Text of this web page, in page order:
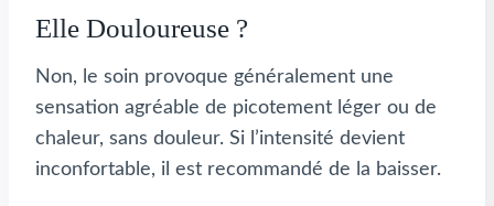
Elle Douloureuse ?
Non, le soin provoque généralement une
sensation agréable de picotement léger ou de
chaleur, sans douleur. Si l’intensité devient
inconfortable, il est recommandé de la baisser.